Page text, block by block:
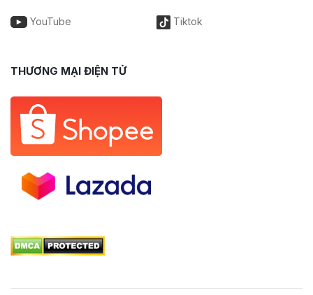
YouTube Tiktok
THƯƠNG MẠI ĐIỆN TỬ